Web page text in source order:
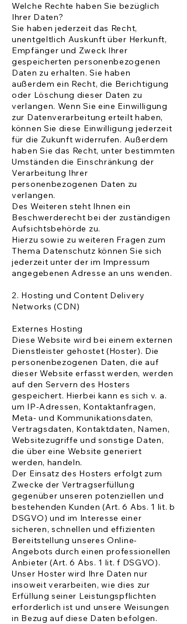
Welche Rechte haben Sie bezüglich
Ihrer Daten?
Sie haben jederzeit das Recht,
unentgeltlich Auskunft über Herkunft,
Empfänger und Zweck Ihrer
gespeicherten personenbezogenen
Daten zu erhalten. Sie haben
außerdem ein Recht, die Berichtigung
oder Löschung dieser Daten zu
verlangen. Wenn Sie eine Einwilligung
zur Datenverarbeitung erteilt haben,
können Sie diese Einwilligung jederzeit
für die Zukunft widerrufen. Außerdem
haben Sie das Recht, unter bestimmten
Umständen die Einschränkung der
Verarbeitung Ihrer
personenbezogenen Daten zu
verlangen.
Des Weiteren steht Ihnen ein
Beschwerderecht bei der zuständigen
Aufsichtsbehörde zu.
Hierzu sowie zu weiteren Fragen zum
Thema Datenschutz können Sie sich
jederzeit unter der im Impressum
angegebenen Adresse an uns wenden.
2. Hosting und Content Delivery
Networks (CDN)
Externes Hosting
Diese Website wird bei einem externen
Dienstleister gehostet (Hoster). Die
personenbezogenen Daten, die auf
dieser Website erfasst werden, werden
auf den Servern des Hosters
gespeichert. Hierbei kann es sich v. a.
um IP-Adressen, Kontaktanfragen,
Meta- und Kommunikationsdaten,
Vertragsdaten, Kontaktdaten, Namen,
Websitezugriffe und sonstige Daten,
die über eine Website generiert
werden, handeln.
Der Einsatz des Hosters erfolgt zum
Zwecke der Vertragserfüllung
gegenüber unseren potenziellen und
bestehenden Kunden (Art. 6 Abs. 1 lit. b
DSGVO) und im Interesse einer
sicheren, schnellen und effizienten
Bereitstellung unseres Online-
Angebots durch einen professionellen
Anbieter (Art. 6 Abs. 1 lit. f DSGVO).
Unser Hoster wird Ihre Daten nur
insoweit verarbeiten, wie dies zur
Erfüllung seiner Leistungspflichten
erforderlich ist und unsere Weisungen
in Bezug auf diese Daten befolgen.